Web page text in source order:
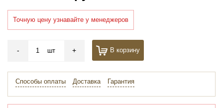
Точную цену узнавайте у менеджеров
- шт + В корзину
Способы оплаты Доставка Гарантия